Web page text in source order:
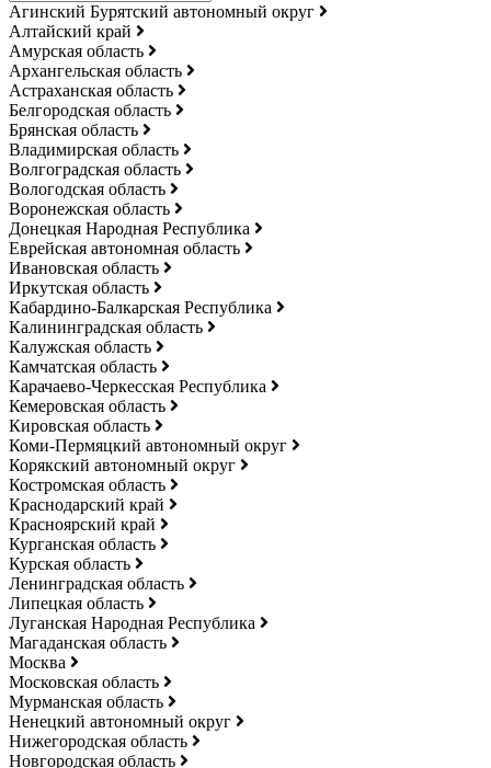
Агинский Бурятский автономный округ
Алтайский край
Амурская область
Архангельская область
Астраханская область
Белгородская область
Брянская область
Владимирская область
Волгоградская область
Вологодская область
Воронежская область
Донецкая Народная Республика
Еврейская автономная область
Ивановская область
Иркутская область
Кабардино-Балкарская Республика
Калининградская область
Калужская область
Камчатская область
Карачаево-Черкесская Республика
Кемеровская область
Кировская область
Коми-Пермяцкий автономный округ
Корякский автономный округ
Костромская область
Краснодарский край
Красноярский край
Курганская область
Курская область
Ленинградская область
Липецкая область
Луганская Народная Республика
Магаданская область
Москва
Московская область
Мурманская область
Ненецкий автономный округ
Нижегородская область
Новгородская область